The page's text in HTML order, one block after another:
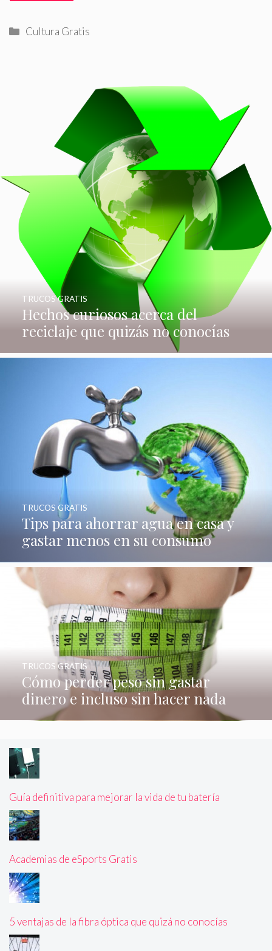
Categorías
Cultura Gratis
Hechos curiosos acerca del
reciclaje que quizás no conocías
TRUCOS GRATIS
Tips para ahorrar agua en casa y
gastar menos en su consumo
TRUCOS GRATIS
Cómo perder peso sin gastar
dinero e incluso sin hacer nada
TRUCOS GRATIS
Guía definitiva para mejorar la vida de tu batería
Academias de eSports Gratis
5 ventajas de la fibra óptica que quizá no conocías